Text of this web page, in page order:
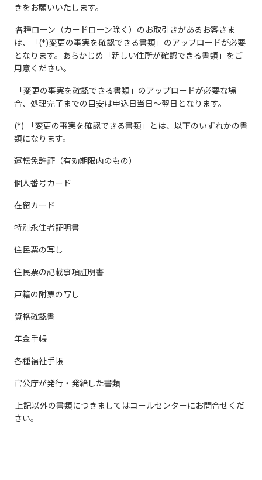
きをお願いいたします。
各種ローン（カードローン除く）のお取引きがあるお客さま
は、「(*)変更の事実を確認できる書類」のアップロードが必要
となります。あらかじめ「新しい住所が確認できる書類」をご
用意ください。
「変更の事実を確認できる書類」のアップロードが必要な場
合、処理完了までの目安は申込日当日～翌日となります。
(*) 「変更の事実を確認できる書類」とは、以下のいずれかの書
類になります。
運転免許証（有効期限内のもの）
個人番号カード
在留カード
特別永住者証明書
住民票の写し
住民票の記載事項証明書
戸籍の附票の写し
資格確認書
年金手帳
各種福祉手帳
官公庁が発行・発給した書類
上記以外の書類につきましてはコールセンターにお問合せくだ
さい。